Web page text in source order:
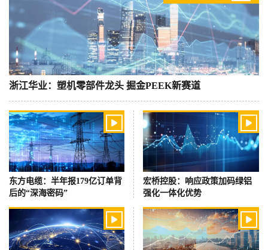
浙江华业：塑机零部件龙头 掘金PEEK新赛道

东方电缆：半年报179亿订单背
后的“深海密码”

宏桥控股：响应政策加码绿铝
强化一体化优势
 